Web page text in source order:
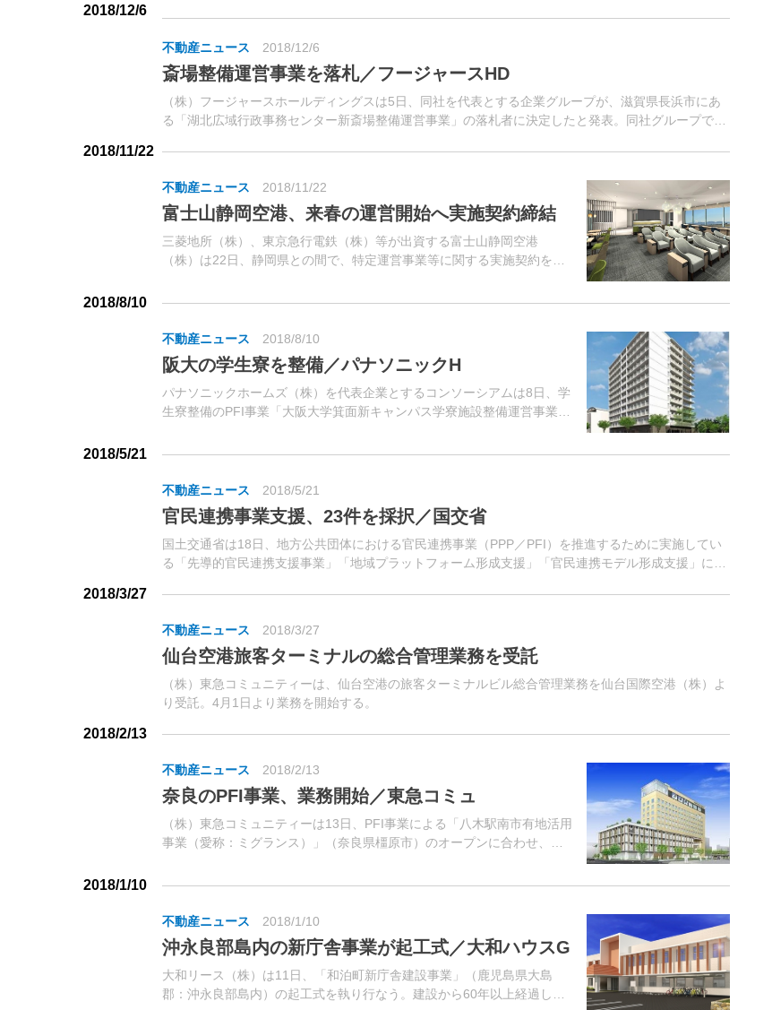
2018/12/6
不動産ニュース 2018/12/6
斎場整備運営事業を落札／フージャースHD
（株）フージャースホールディングスは5日、同社を代表とする企業グループが、滋賀県長浜市にあ
る「湖北広域行政事務センター新斎場整備運営事業」の落札者に決定したと発表。同社グループでは
2018/11/22
不動産ニュース 2018/11/22
富士山静岡空港、来春の運営開始へ実施契約締結
三菱地所（株）、東京急行電鉄（株）等が出資する富士山静岡空港
（株）は22日、静岡県との間で、特定運営事業等に関する実施契約を締
2018/8/10
不動産ニュース 2018/8/10
阪大の学生寮を整備／パナソニックH
パナソニックホームズ（株）を代表企業とするコンソーシアムは8日、学
生寮整備のPFI事業「大阪大学箕面新キャンパス学寮施設整備運営事業」
2018/5/21
不動産ニュース 2018/5/21
官民連携事業支援、23件を採択／国交省
国土交通省は18日、地方公共団体における官民連携事業（PPP／PFI）を推進するために実施してい
る「先導的官民連携支援事業」「地域プラットフォーム形成支援」「官民連携モデル形成支援」につ
2018/3/27
不動産ニュース 2018/3/27
仙台空港旅客ターミナルの総合管理業務を受託
（株）東急コミュニティーは、仙台空港の旅客ターミナルビル総合管理業務を仙台国際空港（株）よ
り受託。4月1日より業務を開始する。
2018/2/13
不動産ニュース 2018/2/13
奈良のPFI事業、業務開始／東急コミュ
（株）東急コミュニティーは13日、PFI事業による「八木駅南市有地活用
事業（愛称：ミグランス）」（奈良県橿原市）のオープンに合わせ、施
2018/1/10
不動産ニュース 2018/1/10
沖永良部島内の新庁舎事業が起工式／大和ハウスG
大和リース（株）は11日、「和泊町新庁舎建設事業」（鹿児島県大島
郡：沖永良部島内）の起工式を執り行なう。建設から60年以上経過した